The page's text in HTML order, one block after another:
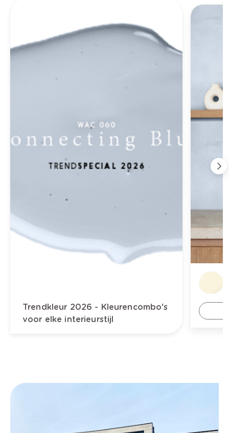
Trendkleur 2026 - Kleurencombo's
voor elke interieurstijl